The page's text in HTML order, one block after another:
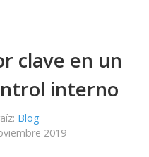
clave en un
interno
Blog
2019